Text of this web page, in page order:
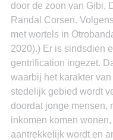
door de zoon van Gibi,
Randal Corsen.
met wortels in
2020).) Er is sindsdien
gentrification ingezet.
waarbij het karakter van
stedelijk gebied wordt
doordat jonge mensen,
inkomen komen
aantrekkelijk wordt en